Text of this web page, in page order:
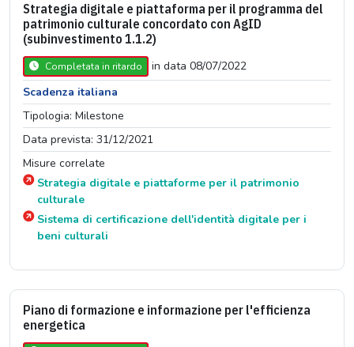
Strategia digitale e piattaforma per il programma del
patrimonio culturale concordato con AgID
(subinvestimento 1.1.2)
Completata in ritardo
in data 08/07/2022
Scadenza italiana
Tipologia: Milestone
Data prevista: 31/12/2021
Misure correlate
Strategia digitale e piattaforme per il patrimonio
culturale
Sistema di certificazione dell'identità digitale per i
beni culturali
Piano di formazione e informazione per l'efficienza
energetica